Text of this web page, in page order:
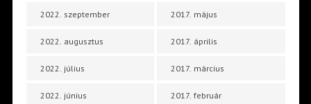
2022. szeptember
2022. augusztus
2022. július
2022. június
2017. május
2017. április
2017. március
2017. február